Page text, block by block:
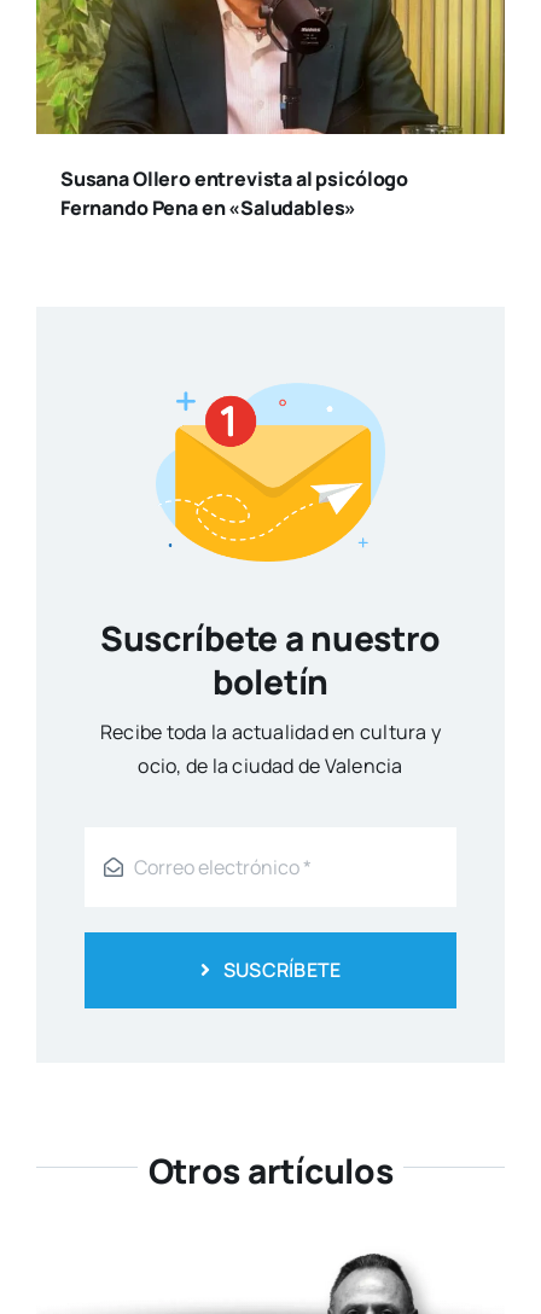
Susana Ollero entrevista al psicólogo
Fernando Pena en «Saludables»
Suscríbete a nuestro
boletín
Reci­be toda la actua­li­dad en cul­tu­ra y
ocio, de la ciu­dad de Valen­cia
SUSCRÍBETE
Otros artículos